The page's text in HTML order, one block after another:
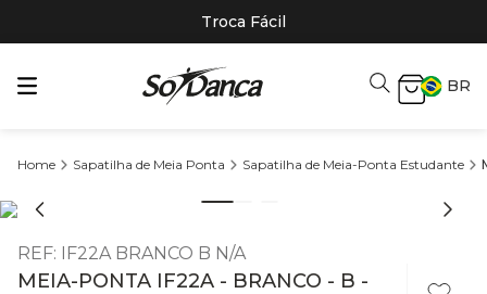
Troca Fácil
BR
Sapatilha de Meia Ponta Sapatilha de Meia-Ponta Estudante
REF: IF22A BRANCO B N/A
MEIA-PONTA IF22A - BRANCO - B -